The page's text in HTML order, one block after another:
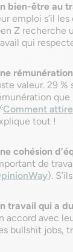
bien-être au
emploi s’il
Z recherche
qui
valeur. 29
que
Comment
tout !
cohésion
de
).
travail qui a
accord avec
bullshit jobs,